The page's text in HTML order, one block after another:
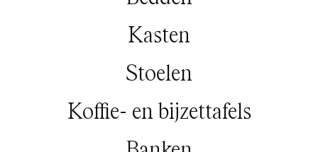
Kasten
Stoelen
Koffie- en bijzettafels